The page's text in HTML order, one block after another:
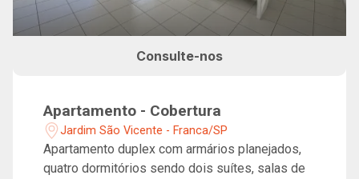
Consulte-nos
Apartamento - Cobertura
Jardim São Vicente - Franca/SP
Apartamento duplex com armários planejados,
quatro dormitórios sendo dois suítes, salas de